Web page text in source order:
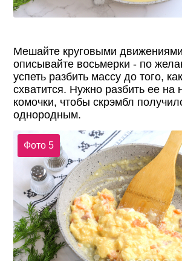
Мешайте круговыми
описывайте восьмерки - по
успеть разбить массу до того,
схватится. Нужно разбить ее на
комочки, чтобы скрэмбл
однородным.
Фото 5